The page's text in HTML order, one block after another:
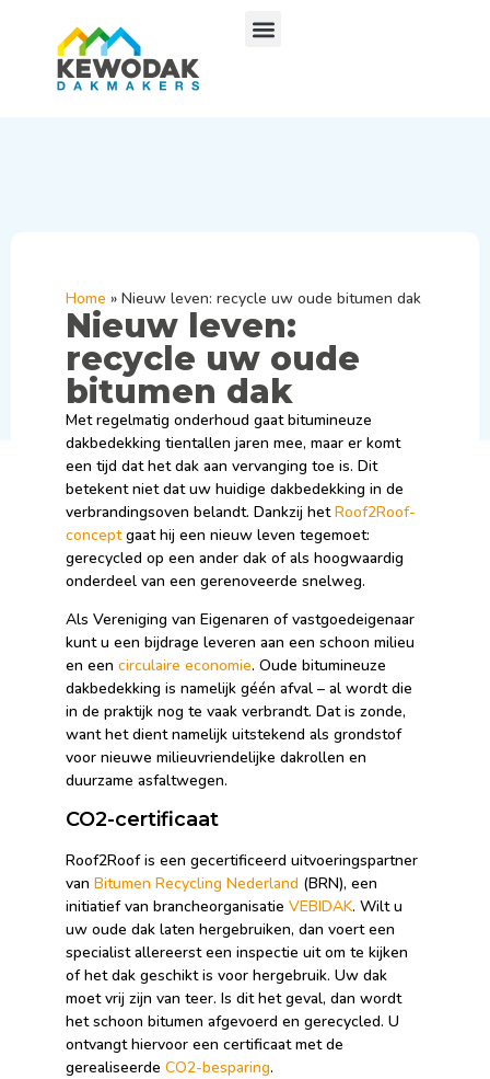
Home » Nieuw leven: recycle uw oude bitumen dak
Nieuw leven:
recycle uw oude
bitumen dak
Met regelmatig onderhoud gaat bitumineuze
dakbedekking tientallen jaren mee, maar er komt
een tijd dat het dak aan vervanging toe is. Dit
betekent niet dat uw huidige dakbedekking in de
verbrandingsoven belandt. Dankzij hetRoof2Roof-
conceptgaat hij een nieuw leven tegemoet:
gerecycled op een ander dak of als hoogwaardig
onderdeel van een gerenoveerde snelweg.
Als Vereniging van Eigenaren of vastgoedeigenaar
kunt u een bijdrage leveren aan een schoon milieu
en een circulaire economie. Oude bitumineuze
dakbedekking is namelijk géén afval – al wordt die
in de praktijk nog te vaak verbrandt. Dat is zonde,
want het dient namelijk uitstekend als grondstof
voor nieuwe milieuvriendelijke dakrollen en
duurzame asfaltwegen.
CO2-certificaat
Roof2Roof is een gecertificeerd uitvoeringspartner
van Bitumen Recycling Nederland (BRN), een
initiatief van brancheorganisatie VEBIDAK. Wilt u
uw oude dak laten hergebruiken, dan voert een
specialist allereerst een inspectie uit om te kijken
of het dak geschikt is voor hergebruik. Uw dak
moet vrij zijn van teer. Is dit het geval, dan wordt
het schoon bitumen afgevoerd en gerecycled. U
ontvangt hiervoor een certificaat met de
gerealiseerde CO2-besparing.